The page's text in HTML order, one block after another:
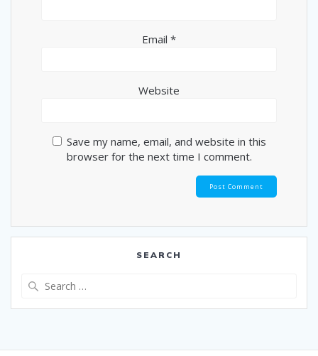
Email *
Website
Save my name, email, and website in this
browser for the next time I comment.
SEARCH